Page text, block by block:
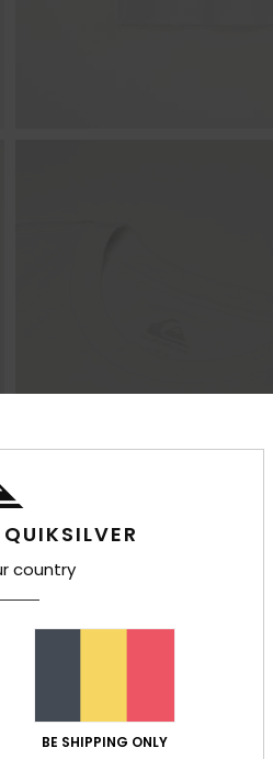
country
BE SHIPPING ONLY